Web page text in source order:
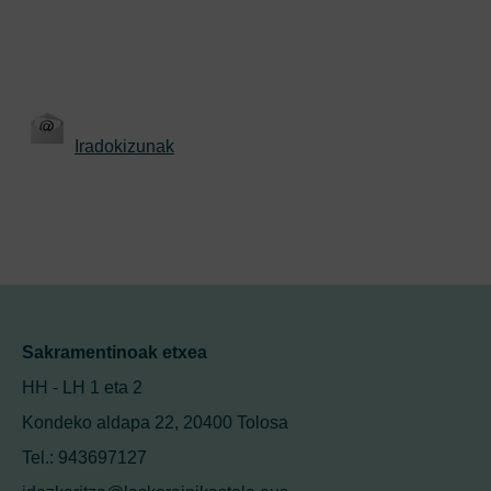
Iradokizunak
Sakramentinoak etxea
HH - LH 1 eta 2
Kondeko aldapa 22, 20400 Tolosa
Tel.: 943697127